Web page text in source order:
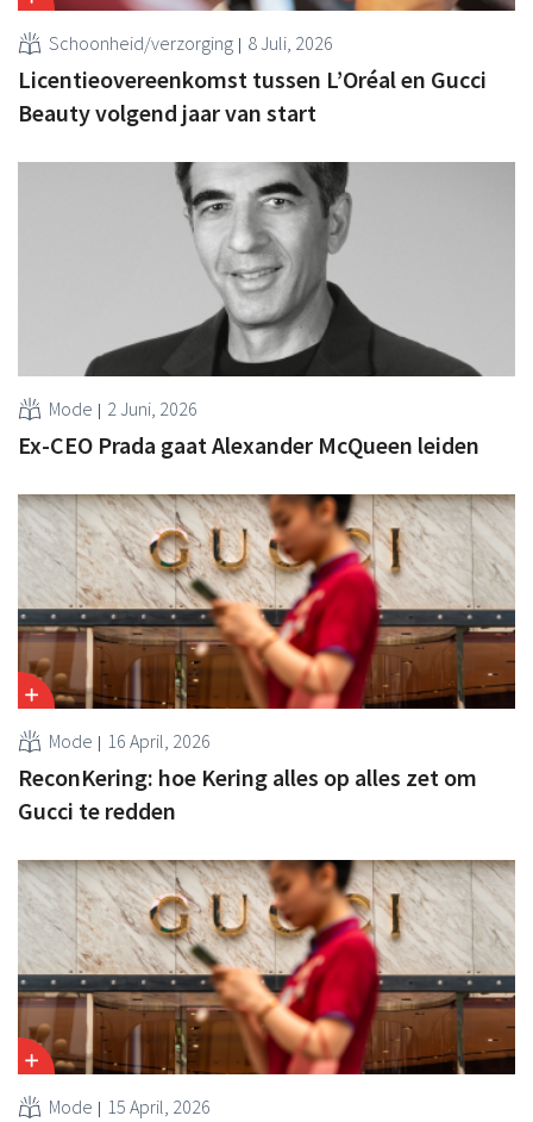
Schoonheid/verzorging 8 Juli, 2026
Licentieovereenkomst tussen L’Oréal en Gucci
Beauty volgend jaar van start
Mode 2 Juni, 2026
Ex-CEO Prada gaat Alexander McQueen leiden
Mode 16 April, 2026
ReconKering: hoe Kering alles op alles zet om
Gucci te redden
Mode 15 April, 2026